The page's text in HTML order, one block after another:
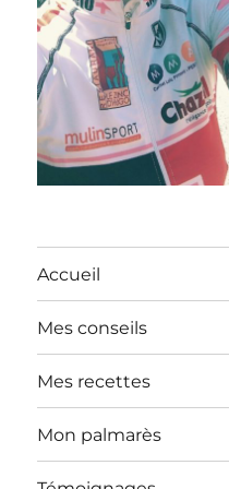
Accueil
Mes conseils
Mes recettes
Mon palmarès